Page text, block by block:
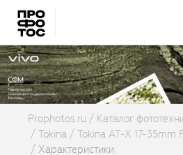
Prophotos.ru Каталог
Tokina
Tokina AT-X 17-35mm
Характеристики